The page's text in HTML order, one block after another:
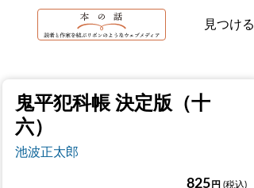
見つける
鬼平犯科帳 決定版（十
六）
池波正太郎
825 円 (税込)